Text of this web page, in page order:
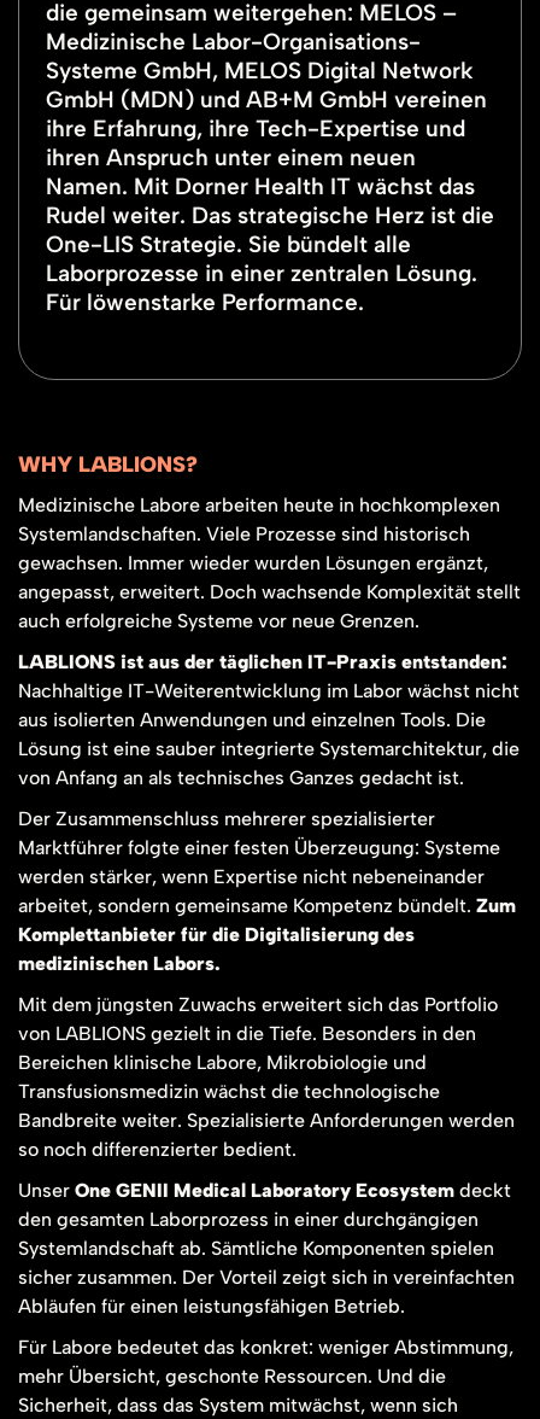
die gemeinsam weitergehen: MELOS –
Medizinische Labor-Organisations-
Systeme GmbH, MELOS Digital Network
GmbH (MDN) und AB+M GmbH vereinen
ihre Erfahrung, ihre Tech-Expertise und
ihren Anspruch unter einem neuen
Namen. Mit Dorner Health IT wächst das
Rudel weiter. Das strategische Herz ist die
One-LIS Strategie. Sie bündelt alle
Laborprozesse in einer zentralen Lösung.
Für löwenstarke Performance.
WHY LABLIONS?
Medizinische Labore arbeiten heute in hochkomplexen
Systemlandschaften. Viele Prozesse sind historisch
gewachsen. Immer wieder wurden Lösungen ergänzt,
angepasst, erweitert. Doch wachsende Komplexität stellt
auch erfolgreiche Systeme vor neue Grenzen.
LABLIONS ist aus der täglichen IT-Praxis entstanden:
Nachhaltige IT-Weiterentwicklung im Labor wächst nicht
aus isolierten Anwendungen und einzelnen Tools. Die
Lösung ist eine sauber integrierte Systemarchitektur, die
von Anfang an als technisches Ganzes gedacht ist.
Der Zusammenschluss mehrerer spezialisierter
Marktführer folgte einer festen Überzeugung: Systeme
werden stärker, wenn Expertise nicht nebeneinander
arbeitet, sondern gemeinsame Kompetenz bündelt. Zum
Komplettanbieter für die Digitalisierung des
medizinischen Labors.
Mit dem jüngsten Zuwachs erweitert sich das Portfolio
von LABLIONS gezielt in die Tiefe. Besonders in den
Bereichen klinische Labore, Mikrobiologie und
Transfusionsmedizin wächst die technologische
Bandbreite weiter. Spezialisierte Anforderungen werden
so noch differenzierter bedient.
Unser One GENII Medical Laboratory Ecosystem deckt
den gesamten Laborprozess in einer durchgängigen
Systemlandschaft ab. Sämtliche Komponenten spielen
sicher zusammen. Der Vorteil zeigt sich in vereinfachten
Abläufen für einen leistungsfähigen Betrieb.
Für Labore bedeutet das konkret: weniger Abstimmung,
mehr Übersicht, geschonte Ressourcen. Und die
Sicherheit, dass das System mitwächst, wenn sich